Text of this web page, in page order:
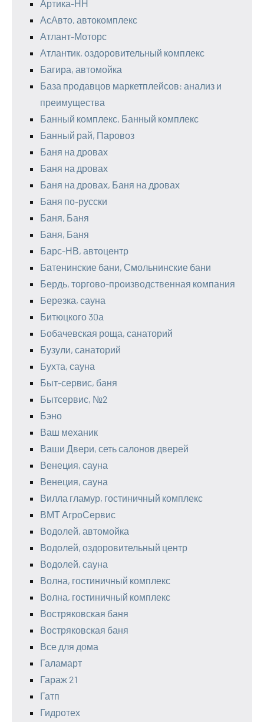
Артика-НН
АсАвто, автокомплекс
Атлант-Моторс
Атлантик, оздоровительный комплекс
Багира, автомойка
База продавцов маркетплейсов: анализ и
преимущества
Банный комплекс, Банный комплекс
Банный рай, Паровоз
Баня на дровах
Баня на дровах
Баня на дровах, Баня на дровах
Баня по-русски
Баня, Баня
Баня, Баня
Барс-НВ, автоцентр
Батенинские бани, Смольнинские бани
Бердь, торгово-производственная компания
Березка, сауна
Битюцкого 30а
Бобачевская роща, санаторий
Бузули, санаторий
Бухта, сауна
Быт-сервис, баня
Бытсервис, №2
Бэно
Ваш механик
Ваши Двери, сеть салонов дверей
Венеция, сауна
Венеция, сауна
Вилла гламур, гостиничный комплекс
ВМТ АгроСервис
Водолей, автомойка
Водолей, оздоровительный центр
Водолей, сауна
Волна, гостиничный комплекс
Волна, гостиничный комплекс
Востряковская баня
Востряковская баня
Все для дома
Галамарт
Гараж 21
Гатп
Гидротех